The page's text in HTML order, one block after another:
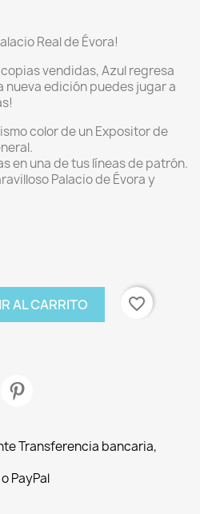
Real de Évora!
vendidas, Azul regresa
nueva edición puedes jugar a
color de un Expositor de
en una de tus líneas de patrón.
Palacio de Évora y
AL CARRITO favorite_border
Transferencia bancaria,
PayPal